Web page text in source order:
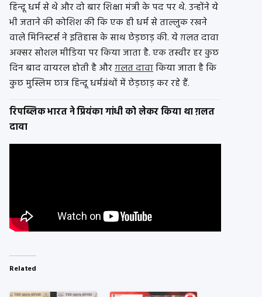
हिन्दू धर्म से थे और दो बार शिक्षा मंत्री के पद पर थे. उन्होंने ये
भी जताने की कोशिश की कि एक ही धर्म से ताल्लुक रखने
वाले मिनिस्टर्स ने इतिहास के साथ छेड़छाड़ की. ये ग़लत दावा
अक्सर सोशल मीडिया पर किया जाता है. एक तस्वीर हर कुछ
दिन बाद वायरल होती है औरग़लत दावाकिया जाता है कि
कुछ मुस्लिम छात्र हिन्दू धर्मग्रंथों में छेड़छाड़ कर रहे हैं.
रिपब्लिक भारत ने प्रियंका गांधी को लेकर किया था ग़लत
दावा
Related